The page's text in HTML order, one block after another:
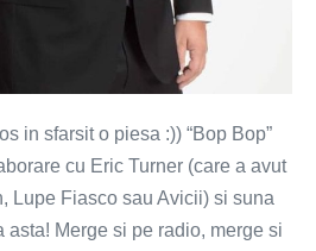
in sfarsit o piesa :)) “Bop Bop”
cu Eric Turner (care a avut
Lupe Fiasco sau Avicii) si suna
asta! Merge si pe radio, merge si